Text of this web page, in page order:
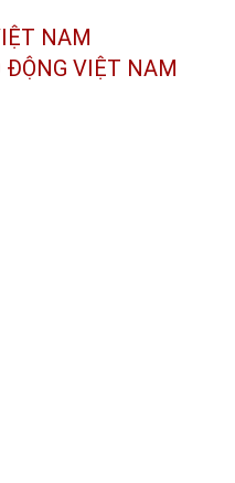
NAM
ĐỘNG VIỆT NAM